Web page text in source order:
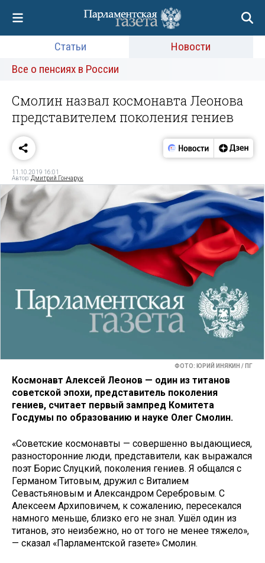
Статьи
Новости
Все о пенсиях в России
Смолин назвал космонавта Леонова
представителем поколения гениев
11.10.2019 16:01
Автор: Дмитрий Гончарук
ФОТО: ЮРИЙ ИНЯКИН / ПГ
Космонавт Алексей Леонов — один из титанов
советской эпохи, представитель поколения
гениев, считает первый зампред Комитета
Госдумы по образованию и науке Олег Смолин.
«Советские космонавты — совершенно выдающиеся,
разносторонние люди, представители, как выражался
поэт Борис Слуцкий, поколения гениев. Я общался с
Германом Титовым, дружил с Виталием
Севастьяновым и Александром Серебровым. С
Алексеем Архиповичем, к сожалению, пересекался
намного меньше, близко его не знал. Ушёл один из
титанов, это неизбежно, но от того не менее тяжело»,
— сказал «Парламентской газете» Смолин.